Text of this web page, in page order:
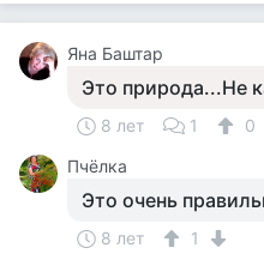
Яна Баштар
Это природа...Не
8 лет 1
0
Пчёлка
Это очень
8 лет 1